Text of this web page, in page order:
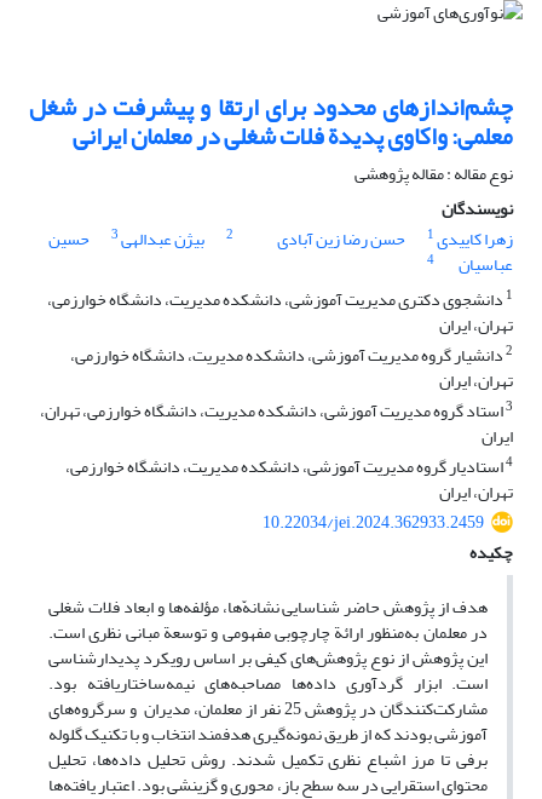
چشم‌اندازهای محدود برای ارتقا و پیشرفت در شغل
معلمی: واکاوی پدیدة فلات شغلی در معلمان ایرانی
نوع مقاله : مقاله پژوهشی
نویسندگان
زهرا کاییدی1 حسن رضا زین آبادی 2 بیژن عبدالهی3 حسین
عباسیان
4
1 دانشجوی دکتری مدیریت آموزشی، دانشکده مدیریت، دانشگاه خوارزمی،
تهران، ایران
2دانشیار گروه مدیریت آموزشی، دانشکده مدیریت، دانشگاه خوارزمی،
تهران، ایران
3استاد گروه مدیریت آموزشی، دانشکده مدیریت، دانشگاه خوارزمی، تهران،
ایران
4استادیار گروه مدیریت آموزشی، دانشکده مدیریت، دانشگاه خوارزمی،
تهران، ایران
10.22034/jei.2024.362933.2459
چکیده
هدف از پژوهش حاضر شناسایی نشانه‌ّها، مؤلفه‌ها و ابعاد فلات شغلی
در معلمان به‌‌منظور ارائة چارچوبی مفهومی و توسعة مبانی نظری است.
این پژوهش از نوع پژوهش‌های کیفی بر اساس رویکرد پدیدارشناسی
است. ابزار گردآوری داده‌ها مصاحبه‌های نیمه‌ساختاریافته بود.
مشارکت‌کنندگان در پژوهش 25 نفر از معلمان، مدیران و سرگروه‌های
آموزشی بودند که از طریق نمونه‌گیری هدفمند انتخاب و با تکنیک گلوله
‌برفی تا مرز اشباع نظری تکمیل شدند. روش تحلیل داده‌ها، تحلیل
محتوای استقرایی در سه سطح باز، محوری و گزینشی بود. اعتبار یافته‌ها